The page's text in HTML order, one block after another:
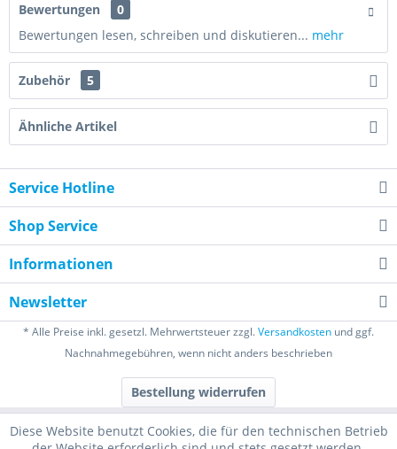
Bewertungen
0
Bewertungen lesen, schreiben und diskutieren... mehr
Zubehör 5
Ähnliche Artikel
Service Hotline
Shop Service
Informationen
Newsletter
* Alle Preise inkl. gesetzl. Mehrwertsteuer zzgl.Versandkosten und ggf.
Nachnahmegebühren, wenn nicht anders beschrieben
Bestellung widerrufen
Diese Website benutzt Cookies, die für den technischen Betrieb